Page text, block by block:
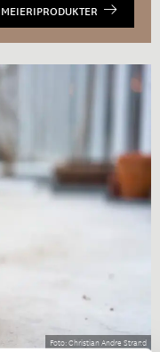
Christian Andre Strand